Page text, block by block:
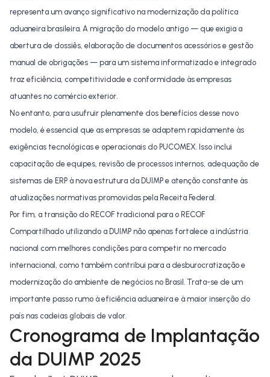
representa um avanço significativo na modernização da política
aduaneira brasileira. A migração do modelo antigo — que exigia a
abertura de dossiês, elaboração de documentos acessórios e gestão
manual de obrigações — para um sistema informatizado e integrado
traz eficiência, competitividade e conformidade às empresas
atuantes no comércio exterior.
No entanto, para usufruir plenamente dos benefícios desse novo
modelo, é essencial que as empresas se adaptem rapidamente às
exigências tecnológicas e operacionais do PUCOMEX. Isso inclui
capacitação de equipes, revisão de processos internos, adequação de
sistemas de ERP à nova estrutura da DUIMP e atenção constante às
atualizações normativas promovidas pela Receita Federal.
Por fim, a transição do RECOF tradicional para o RECOF
Compartilhado utilizando a DUIMP não apenas fortalece a indústria
nacional com melhores condições para competir no mercado
internacional, como também contribui para a desburocratização e
modernização do ambiente de negócios no Brasil. Trata-se de um
importante passo rumo à eficiência aduaneira e à maior inserção do
país nas cadeias globais de valor.
Cronograma de Implantação
da DUIMP 2025